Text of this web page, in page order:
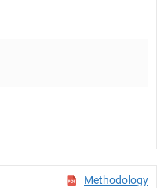
Methodology